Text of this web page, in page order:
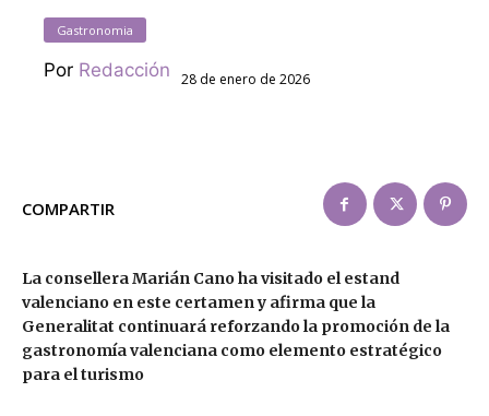
Gastronomia
Por Redacción 28 de enero de 2026
COMPARTIR
La consellera Marián Cano ha visitado el estand
valenciano en este certamen y afirma que la
Generalitat continuará reforzando la promoción de la
gastronomía valenciana como elemento estratégico
para el turismo